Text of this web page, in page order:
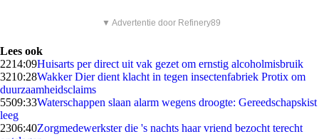
▼ Advertentie door Refinery89
Lees ook
2214:09Huisarts per direct uit vak gezet om ernstig alcoholmisbruik
3210:28Wakker Dier dient klacht in tegen insectenfabriek Protix om
duurzaamheidsclaims
5509:33Waterschappen slaan alarm wegens droogte: Gereedschapskist
leeg
2306:40Zorgmedewerkster die 's nachts haar vriend bezocht terecht